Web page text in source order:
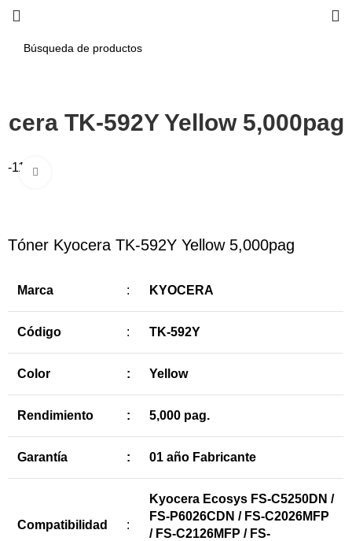
TK-592Y Yellow 5,000pag
-11%
Tóner Kyocera TK-592Y Yellow 5,000pag
Marca : KYOCERA
Código : TK-592Y
Color : Yellow
Rendimiento : 5,000 pag.
Garantía : 01 año Fabricante
Compatibilidad :
Kyocera Ecosys FS-C5250DN /
FS-P6026CDN / FS-C2026MFP
/ FS-C2126MFP / FS-